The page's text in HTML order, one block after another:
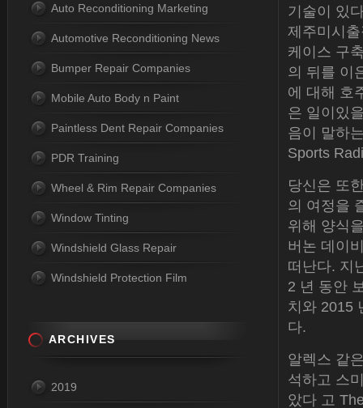
기술이 있
제주미시
케이스 구
의 뒤를 이
에 대해 호
은 일이있
음이 말하
Sports
당신은 또
의 여정을
위해 양식
버논 데이
떠난다. 지
2 년 동안
치와 2015
다.
알렉스 같
석하고 스
았다 고
Auto Reconditioning Marketing
Automotive Reconditioning News
Bumper Repair Companies
Mobile Auto Body n Paint
Paintless Dent Repair Companies
PDR Training
Wheel & Rim Repair Companies
Window Tinting
Windshield Glass Repair
Windshield Protection Film
ARCHIVES
2019